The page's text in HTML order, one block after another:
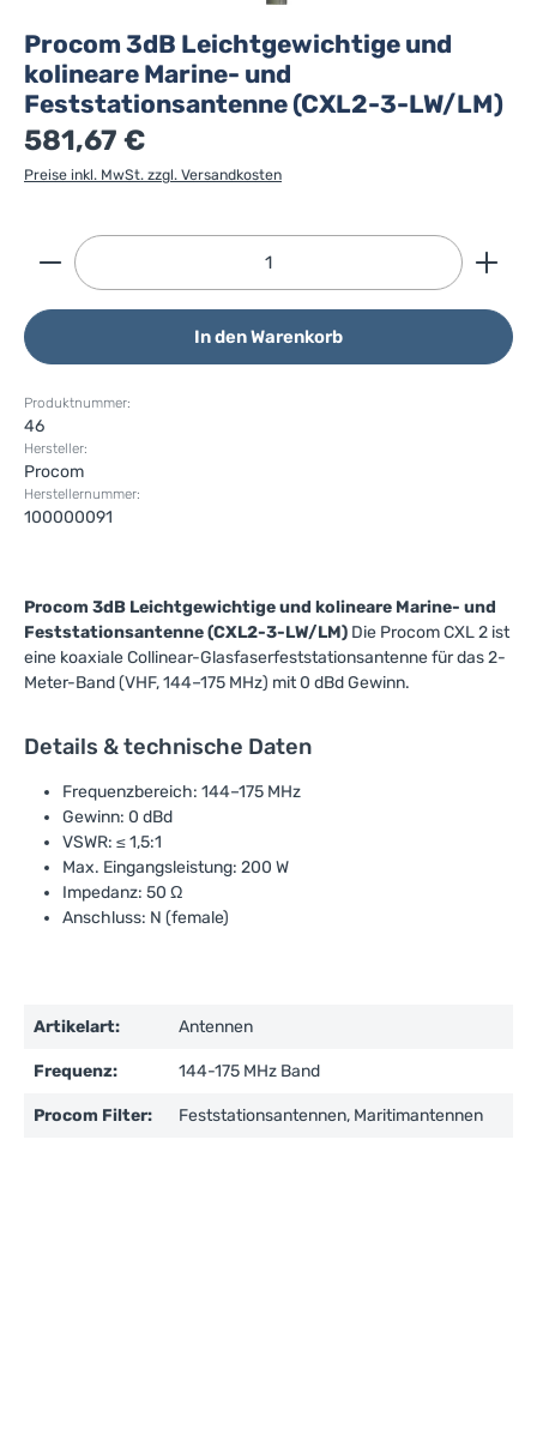
Procom 3dB Leichtgewichtige und
kolineare Marine- und
Feststationsantenne (CXL2-3-LW/LM)
581,67 €
Preise inkl. MwSt. zzgl. Versandkosten
Produkt Anzahl: Gib den gewünschten Wert ein
In den Warenkorb
Produktnummer:
46
Hersteller:
Procom
Herstellernummer:
100000091
Procom 3dB Leichtgewichtige und kolineare Marine- und
Feststationsantenne (CXL2-3-LW/LM) Die Procom CXL 2 ist
eine koaxiale Collinear-Glasfaserfeststationsantenne für das 2-
Meter-Band (VHF, 144–175 MHz) mit 0 dBd Gewinn.
Details & technische Daten
Frequenzbereich: 144–175 MHz
Gewinn: 0 dBd
VSWR: ≤ 1,5:1
Max. Eingangsleistung: 200 W
Impedanz: 50 Ω
Anschluss: N (female)
Artikelart: Antennen
Frequenz: 144-175 MHz Band
Procom Filter: Feststationsantennen, Maritimantennen